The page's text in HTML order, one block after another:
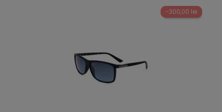
-300,00 lei